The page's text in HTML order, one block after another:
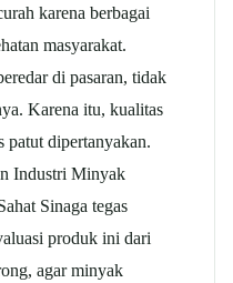
karena berbagai
masyarakat.
di pasaran, tidak
Karena itu, kualitas
patut dipertanyakan.
Industri Minyak
Sinaga tegas
produk ini dari
agar minyak